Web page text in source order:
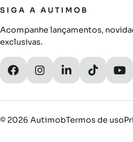
SIGA A AUTIMOB
Acompanhe lançamentos,
exclusivas.
© 2026 AutimobTermos de uso